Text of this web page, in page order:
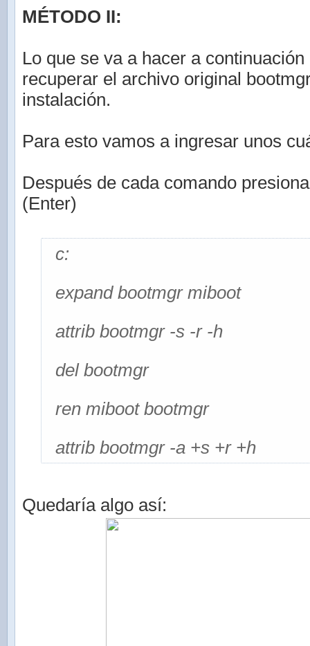
MÉTODO II:
Lo que se va a hacer a
recuperar el archivo original
instalación.
Para esto vamos a ingresar unos
Después de cada comando
(Enter)
c:
expand bootmgr miboot
attrib bootmgr -s -r -h
del bootmgr
ren miboot bootmgr
attrib bootmgr -a +s +r +h
Quedaría algo así: